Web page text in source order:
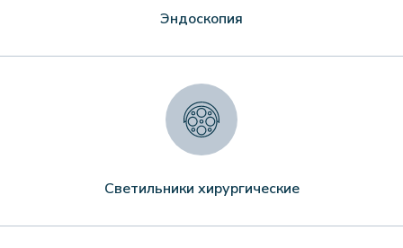
Эндоскопия
Светильники хирургические